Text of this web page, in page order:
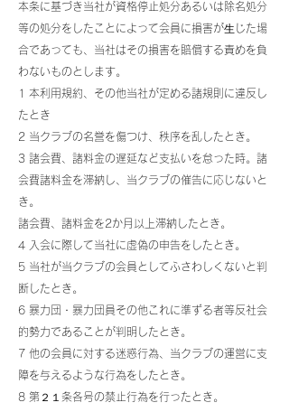
本条に基づき当社が資格停止処分あるいは除名処分
等の処分をしたことによって会員に損害が⽣じた場
合であっても、当社はその損害を賠償する責めを負
わないものとします。
1 本利用規約、その他当社が定める諸規則に違反し
たとき
2 当クラブの名誉を傷つけ、秩序を乱したとき。
3 諸会費、諸料金の遅延など支払いを怠った時。諸
会費諸料金を滞納し、当クラブの催告に応じないと
き。
諸会費、諸料金を2か月以上滞納したとき。
4 入会に際して当社に虚偽の申告をしたとき。
5 当社が当クラブの会員としてふさわしくないと判
断したとき。
6 暴力団・暴力団員その他これに準ずる者等反社会
的勢力であることが判明したとき。
7 他の会員に対する迷惑行為、当クラブの運営に支
障を与えるような行為をしたとき。
8 第２１条各号の禁止行為を行ったとき。